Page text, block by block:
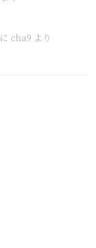
に cha9 より